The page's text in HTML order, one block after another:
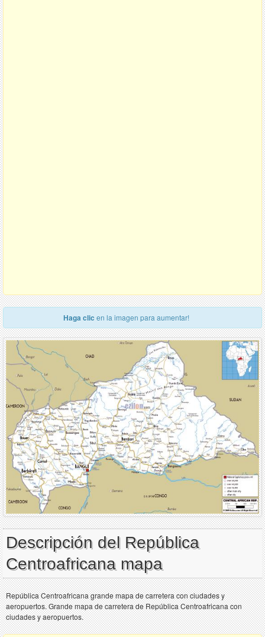
Haga clic en la imagen para aumentar!
Descripción del República
Centroafricana mapa
República Centroafricana grande mapa de carretera con ciudades y
aeropuertos. Grande mapa de carretera de República Centroafricana con
ciudades y aeropuertos.